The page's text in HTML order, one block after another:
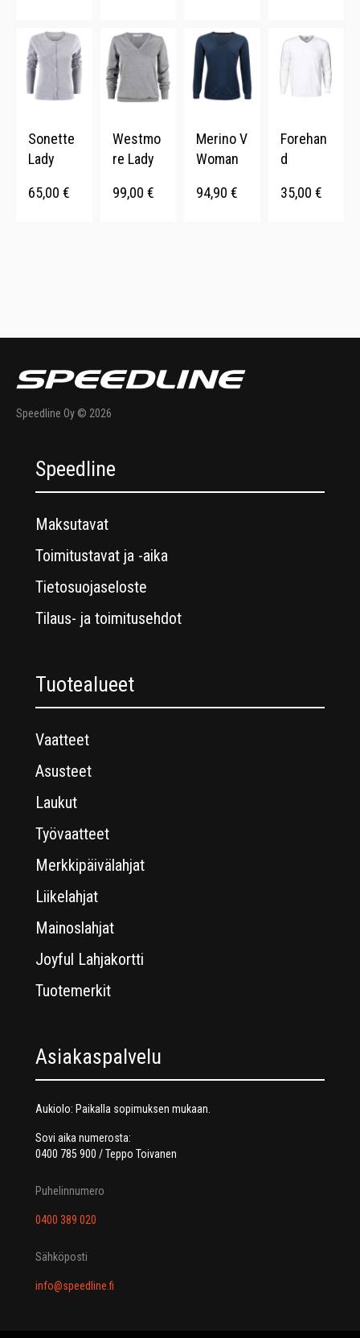
Sonette
Lady
65,00 €
Westmo
re Lady
99,00 €
Merino V
Woman
94,90 €
Forehan
d
35,00 €
Speedline Oy © 2026
Speedline
Maksutavat
Toimitustavat ja -aika
Tietosuojaseloste
Tilaus- ja toimitusehdot
Tuotealueet
Vaatteet
Asusteet
Laukut
Työvaatteet
Merkkipäivälahjat
Liikelahjat
Mainoslahjat
Joyful Lahjakortti
Tuotemerkit
Asiakaspalvelu
Aukiolo: Paikalla sopimuksen mukaan.
Sovi aika numerosta:
0400 785 900 / Teppo Toivanen
Puhelinnumero
0400 389 020
Sähköposti
info@speedline.fi